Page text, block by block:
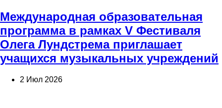
Международная образовательная
программа в рамках V Фестиваля
Олега Лундстрема приглашает
учащихся музыкальных учреждений
2 Июл 2026